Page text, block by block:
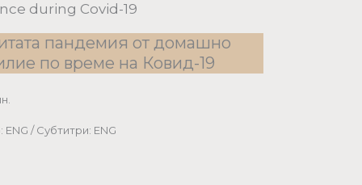
during Covid-19
пандемия от домашно
по време на Ковид-19
ENG / Субтитри: ENG